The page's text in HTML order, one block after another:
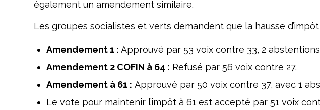
également un amendement similaire.
Les groupes socialistes et verts demandent que la hausse
Amendement 1 : Approuvé par 53 voix contre 33, 2
Amendement 2 COFIN à 64 : Refusé par 56 voix contre 27.
Amendement à 61 : Approuvé par 50 voix contre 37, avec 1
Le vote pour maintenir l’impôt à 61 est accepté par 51 voix